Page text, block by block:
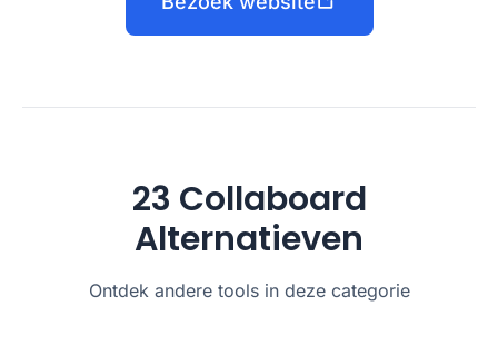
23 Collaboard
Alternatieven
Ontdek andere tools in deze categorie